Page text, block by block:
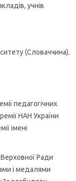
учнів
(Словаччина).
педагогічних
НАН України
імені
Ради
і медалями